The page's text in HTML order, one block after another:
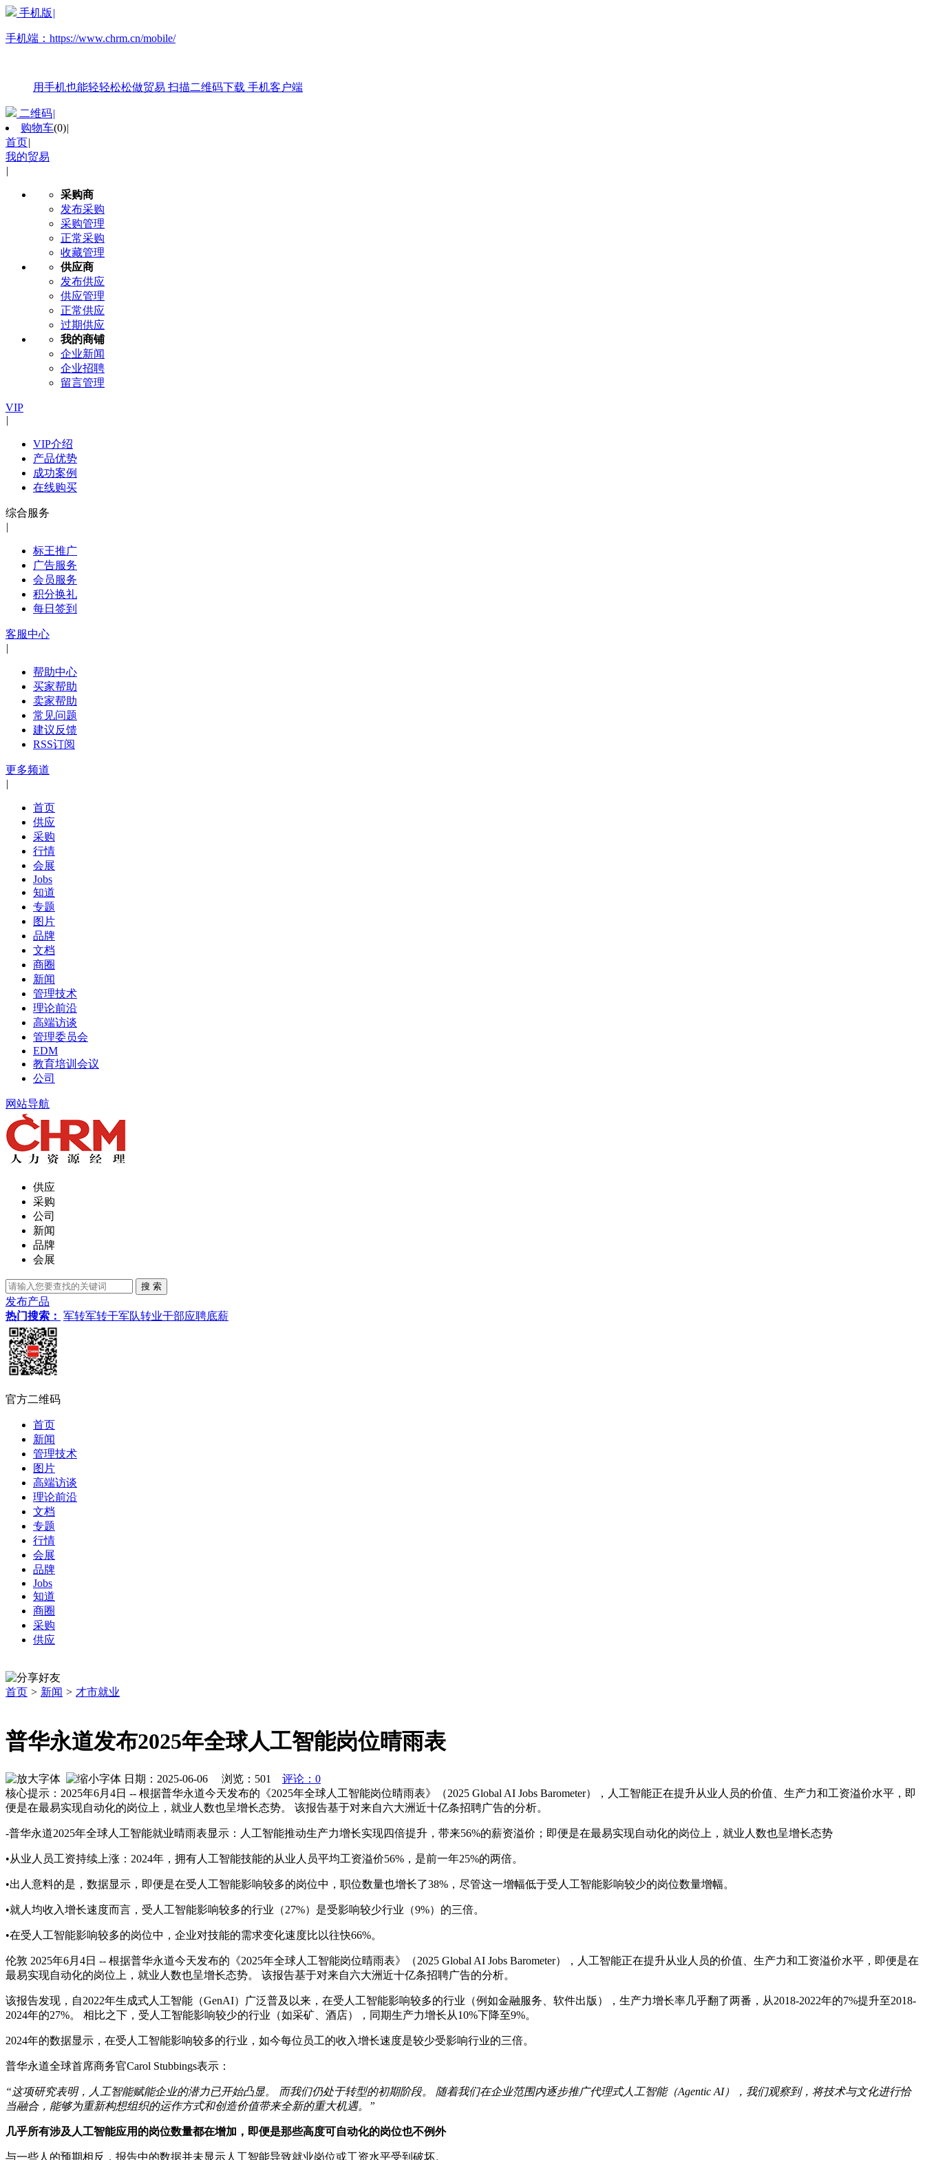
手机版 |
手机端： https://www.chrm.cn/mobile/
用手机也能轻轻松松做贸易 扫描二维码下载 手机客户端
二维码|
购物车(0)|
首页|
我的贸易
|
采购商
发布采购
采购管理
正常采购
收藏管理
供应商
发布供应
供应管理
正常供应
过期供应
我的商铺
企业新闻
企业招聘
留言管理
VIP
|
VIP介绍
产品优势
成功案例
在线购买
综合服务
|
标王推广
广告服务
会员服务
积分换礼
每日签到
客服中心
|
帮助中心
买家帮助
卖家帮助
常见问题
建议反馈
RSS订阅
更多频道
|
首页
供应
采购
行情
会展
Jobs
知道
专题
图片
品牌
文档
商圈
新闻
管理技术
理论前沿
高端访谈
管理委员会
EDM
教育培训会议
公司
网站导航
供应
采购
公司
新闻
品牌
会展
发布产品
热门搜索： 军转军转干军队转业干部应聘底薪
官方二维码
首页
新闻
管理技术
图片
高端访谈
理论前沿
文档
专题
行情
会展
品牌
Jobs
知道
商圈
采购
供应
首页 > 新闻 > 才市就业
普华永道发布2025年全球人工智能岗位晴雨表
日期：2025-06-06 浏览： 501
评论：0
核心提示：2025年6月4日 -- 根据普华永道今天发布的《2025年全球人工智能岗位晴雨表》（2025 Global AI Jobs Barometer），人工智能正在提升从业人员的价值、生产力和工资溢价水平，即
便是在最易实现自动化的岗位上，就业人数也呈增长态势。 该报告基于对来自六大洲近十亿条招聘广告的分析。
-普华永道2025年全球人工智能就业晴雨表显示：人工智能推动生产力增长实现四倍提升，带来56%的薪资溢价；即便是在最易实现自动化的岗位上，就业人数也呈增长态势
•从业人员工资持续上涨：2024年，拥有人工智能技能的从业人员平均工资溢价56%，是前一年25%的两倍。
•出人意料的是，数据显示，即便是在受人工智能影响较多的岗位中，职位数量也增长了38%，尽管这一增幅低于受人工智能影响较少的岗位数量增幅。
•就人均收入增长速度而言，受人工智能影响较多的行业（27%）是受影响较少行业（9%）的三倍。
•在受人工智能影响较多的岗位中，企业对技能的需求变化速度比以往快66%。
伦敦 2025年6月4日 -- 根据普华永道今天发布的《2025年全球人工智能岗位晴雨表》（2025 Global AI Jobs Barometer），人工智能正在提升从业人员的价值、生产力和工资溢价水平，即便是在
最易实现自动化的岗位上，就业人数也呈增长态势。 该报告基于对来自六大洲近十亿条招聘广告的分析。
该报告发现，自2022年生成式人工智能（GenAI）广泛普及以来，在受人工智能影响较多的行业（例如金融服务、软件出版），生产力增长率几乎翻了两番，从2018-2022年的7%提升至2018-
2024年的27%。 相比之下，受人工智能影响较少的行业（如采矿、酒店），同期生产力增长从10%下降至9%。
2024年的数据显示，在受人工智能影响较多的行业，如今每位员工的收入增长速度是较少受影响行业的三倍。
普华永道全球首席商务官Carol Stubbings表示：
“这项研究表明，人工智能赋能企业的潜力已开始凸显。 而我们仍处于转型的初期阶段。 随着我们在企业范围内逐步推广代理式人工智能（Agentic AI），我们观察到，将技术与文化进行恰
当融合，能够为重新构想组织的运作方式和创造价值带来全新的重大机遇。”
几乎所有涉及人工智能应用的岗位数量都在增加，即便是那些高度可自动化的岗位也不例外
与一些人的预期相反，报告中的数据并未显示人工智能导致就业岗位或工资水平受到破坏。